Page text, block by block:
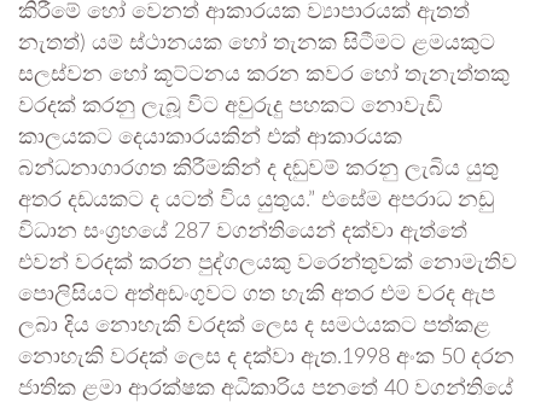
කිරීමේ හෝ වෙනත් ආකාරයක ව්‍යාපාරයක් ඇතත්
නැතත්) යම් ස්ථානයක හෝ තැනක සිටීමට ළමයකුට
සලස්වන හෝ කූට්ටනය කරන කවර හෝ තැනැත්තකු
වරදක් කරනු ලැබූ විට අවුරුදු පහකට නොවැඩි
කාලයකට දෙයාකාරයකින් එක් ආකාරයක
බන්ධනාගාරගත කිරීමකින් ද දඬුවම් කරනු ලැබිය යුතු
අතර දඩයකට ද යටත් විය යුතුය.” එසේම අපරාධ නඩු
විධාන සංග්‍රහයේ 287 වගන්තියෙන් දක්වා ඇත්තේ
එවන් වරදක් කරන පුද්ගලයකු වරෙන්තුවක් නොමැතිව
පොලිසියට අත්අඩංගුවට ගත හැකි අතර එම වරද ඇප
ලබා දිය නොහැකි වරදක් ලෙස ද සමථයකට පත්කළ
නොහැකි වරදක් ලෙස ද දක්වා ඇත.1998 අංක 50 දරන
ජාතික ළමා ආරක්ෂක අධිකාරිය පනතේ 40 වගන්තියේ